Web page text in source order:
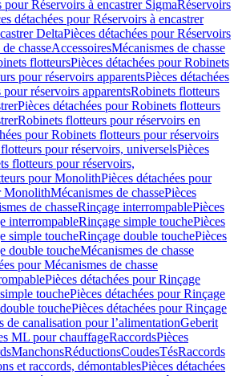
pour Réservoirs à encastrer SigmaRéservoirs
détachées pour Réservoirs à encastrer
DeltaPièces détachées pour Réservoirs
chasseAccessoiresMécanismes de chasse
flotteursPièces détachées pour Robinets
pour réservoirs apparentsPièces détachées
réservoirs apparentsRobinets flotteurs
Pièces détachées pour Robinets flotteurs
Robinets flotteurs pour réservoirs en
pour Robinets flotteurs pour réservoirs
pour réservoirs, universelsPièces
flotteurs pour réservoirs,
pour MonolithPièces détachées pour
MonolithMécanismes de chassePièces
de chasseRinçage interrompablePièces
interrompableRinçage simple touchePièces
simple toucheRinçage double touchePièces
double toucheMécanismes de chasse
pour Mécanismes de chasse
Pièces détachées pour Rinçage
touchePièces détachées pour Rinçage
touchePièces détachées pour Rinçage
de canalisation pour l’alimentationGeberit
ML pour chauffageRaccordsPièces
ManchonsRéductionsCoudesTésRaccords
et raccords, démontablesPièces détachées